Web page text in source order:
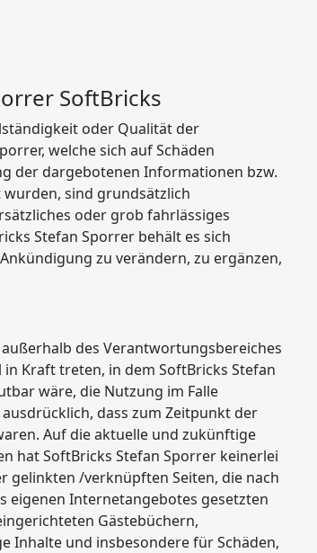
SoftBricks
oder Qualität der
welche sich auf Schäden
der dargebotenen Informationen bzw.
sind grundsätzlich
oder grob fahrlässiges
Stefan Sporrer behält es sich
zu verändern, zu ergänzen,
des Verantwortungsbereiches
Kraft treten, in dem SoftBricks Stefan
wäre, die Nutzung im Falle
dass zum Zeitpunkt der
Auf die aktuelle und zukünftige
hat SoftBricks Stefan Sporrer keinerlei
gelinkten /verknüpften Seiten, die nach
eigenen Internetangebotes gesetzten
Gästebüchern,
Inhalte und insbesondere für Schäden,